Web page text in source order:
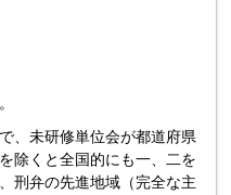
、未研修単位会が都道府県
除くと全国的にも一、二を
刑弁の先進地域（完全な主